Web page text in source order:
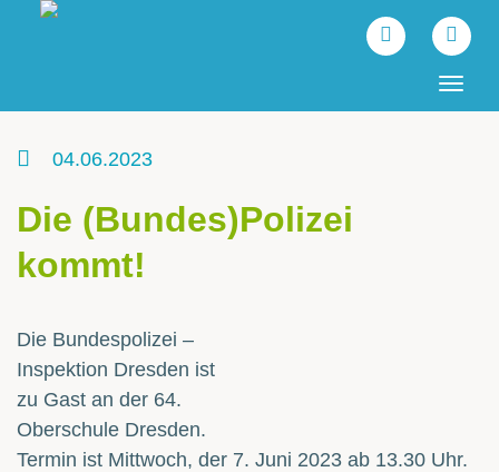
04.06.2023
Die (Bundes)Polizei
kommt!
Die Bundespolizei –
Inspektion Dresden ist
zu Gast an der 64.
Oberschule Dresden.
Termin ist Mittwoch, der 7. Juni 2023 ab 13.30 Uhr.